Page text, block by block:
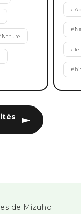
Nature
#
#
# le
#
de Mizuho